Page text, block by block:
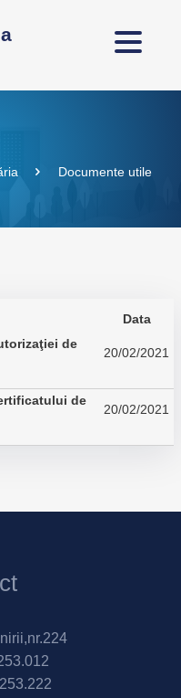
Documente utile
Data
de
20/02/2021
de
20/02/2021